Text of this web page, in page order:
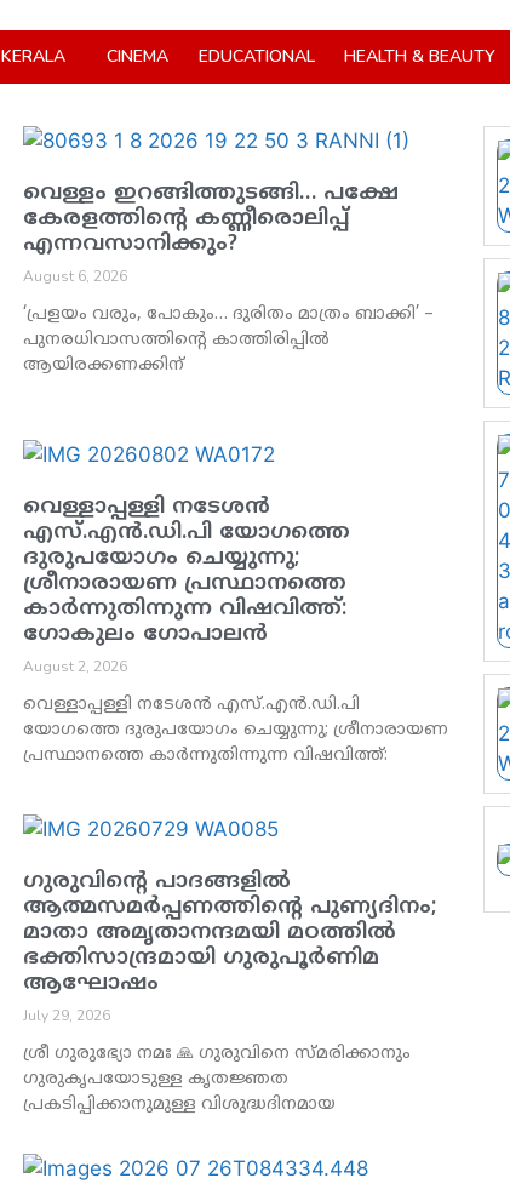
KERALA CINEMA EDUCATIONAL HEALTH & BEAUTY
വെള്ളം ഇറങ്ങിത്തുടങ്ങി… പക്ഷേ
കേരളത്തിന്റെ കണ്ണീരൊലിപ്പ്
എന്നവസാനിക്കും?
August 6, 2026
‘പ്രളയം വരും, പോകും… ദുരിതം മാത്രം ബാക്കി’ –
പുനരധിവാസത്തിന്റെ കാത്തിരിപ്പിൽ
ആയിരക്കണക്കിന്
വെള്ളാപ്പള്ളി നടേശൻ
എസ്.എൻ.ഡി.പി യോഗത്തെ
ദുരുപയോഗം ചെയ്യുന്നു;
ശ്രീനാരായണ പ്രസ്ഥാനത്തെ
കാർന്നുതിന്നുന്ന വിഷവിത്ത്:
ഗോകുലം ഗോപാലൻ
August 2, 2026
വെള്ളാപ്പള്ളി നടേശൻ എസ്.എൻ.ഡി.പി
യോഗത്തെ ദുരുപയോഗം ചെയ്യുന്നു; ശ്രീനാരായണ
പ്രസ്ഥാനത്തെ കാർന്നുതിന്നുന്ന വിഷവിത്ത്:
ഗുരുവിന്റെ പാദങ്ങളിൽ
ആത്മസമർപ്പണത്തിന്റെ പുണ്യദിനം;
മാതാ അമൃതാനന്ദമയി മഠത്തിൽ
ഭക്തിസാന്ദ്രമായി ഗുരുപൂർണിമ
ആഘോഷം
July 29, 2026
ശ്രീ ഗുരുഭ്യോ നമഃ 🙏 ഗുരുവിനെ സ്മരിക്കാനും
ഗുരുകൃപയോടുള്ള കൃതജ്ഞത
പ്രകടിപ്പിക്കാനുമുള്ള വിശുദ്ധദിനമായ